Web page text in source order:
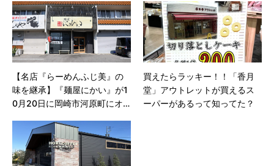
【名店『らーめんふじ美』の
味を継承】『麺屋にかい』が1
0月20日に岡崎市河原町にオ
買えたらラッキー！！「香月
堂」アウトレットが買えるス
ーパーがあるって知ってた？